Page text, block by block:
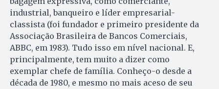
industrial, banqueiro e líder empresarial-
classista (foi fundador e primeiro presidente da
Associação Brasileira de Bancos Comerciais,
ABBC, em 1983). Tudo isso em nível nacional. E,
principalmente, tem muito a dizer como
exemplar chefe de família. Conheço-o desde a
década de 1980, e mesmo no mais aceso de seu